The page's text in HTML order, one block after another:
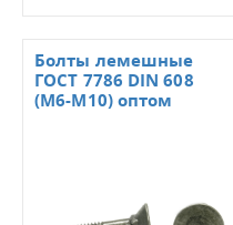
Болты лемешные
ГОСТ 7786 DIN 608
(М6-М10) оптом